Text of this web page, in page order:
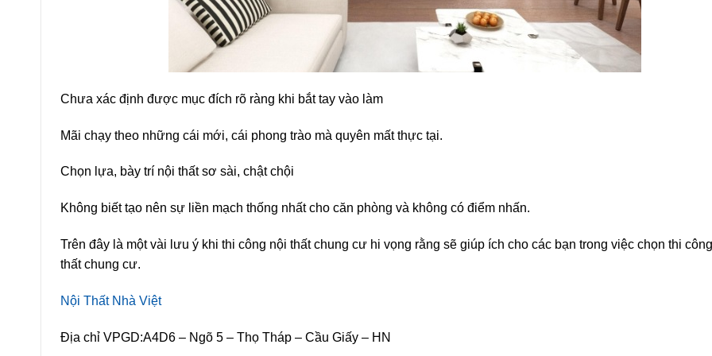
Chưa xác định được mục đích rõ ràng khi bắt tay vào làm
Mãi chạy theo những cái mới, cái phong trào mà quyên mất thực tại.
Chọn lựa, bày trí nội thất sơ sài, chật chội
Không biết tạo nên sự liền mạch thống nhất cho căn phòng và không có điểm nhấn.
Trên đây là một vài lưu ý khi thi công nội thất chung cư hi vọng rằng sẽ giúp ích cho các bạn trong việc chọn thi
thất chung cư.
Nội Thất Nhà Việt
Địa chỉ VPGD:A4D6 – Ngõ 5 – Thọ Tháp – Cầu Giấy – HN